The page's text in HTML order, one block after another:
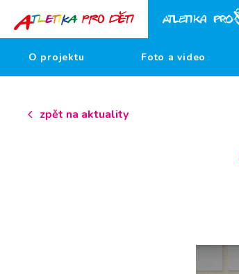
O projektu Foto a video
zpět na aktuality